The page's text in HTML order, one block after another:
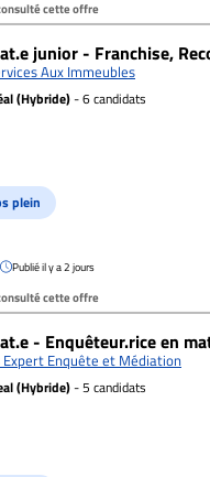
cette offre
junior - Franchise,
Aux Immeubles
(Hybride)- 6 candidats
plein
Publié il y a 2 jours
cette offre
- Enquêteur.rice en
Expert Enquête et Médiation
(Hybride)- 5 candidats